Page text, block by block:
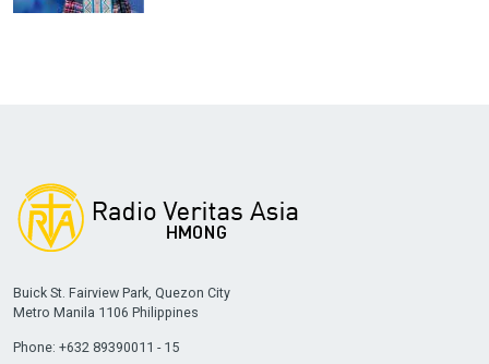
Buick St. Fairview Park, Quezon City
Metro Manila 1106 Philippines
Phone: +632 89390011 - 15